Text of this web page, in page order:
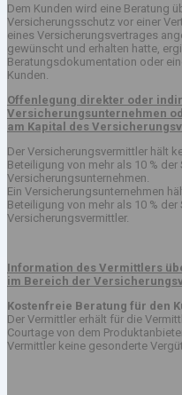
Dem Kunden wird eine Beratung
Versicherungsschutz vor einer
eines Versicherungsvertrages
gewünscht und erhalten hatte,
Beratungsdokumentation oder
Kunden.
Offenlegung direkter oder
Versicherungsunternehmen
am Kapital des
Der Versicherungsvermittler hält
Beteiligung von mehr als 10 %
Versicherungsunternehmen.
Ein Versicherungsunternehmen
Beteiligung von mehr als 10 %
Versicherungsvermittler.
Information des Vermittlers
im Bereich der
Kostenfreie Beratung für den
Der Vermittler erhält für die
Courtage von dem
Vermittler keine gesonderte